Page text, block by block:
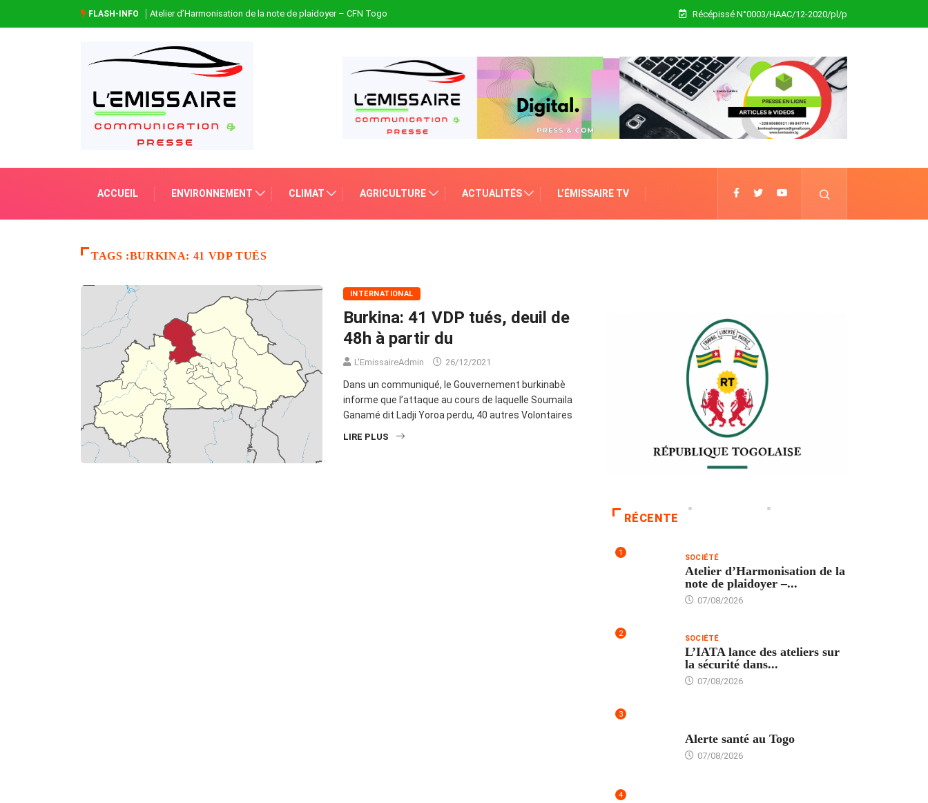
FLASH-INFO Atelier d’Harmonisation de la note de plaidoyer – CFN Togo Récépissé N°0003/HAAC/12-2020/pl/p
ACCUEIL ENVIRONNEMENT CLIMAT AGRICULTURE ACTUALITÉS L’ÉMISSAIRE TV
TAGS :BURKINA: 41 VDP TUÉS
INTERNATIONAL
Burkina: 41 VDP tués, deuil de
48h à partir du
L'EmissaireAdmin 26/12/2021
Dans un communiqué, le Gouvernement burkinabè
informe que l’attaque au cours de laquelle Soumaila
Ganamé dit Ladji Yoroa perdu, 40 autres Volontaires
LIRE PLUS
RÉCENTE
1 SOCIÉTÉ
Atelier d’Harmonisation de la
note de plaidoyer –...
07/08/2026
2 SOCIÉTÉ
L’IATA lance des ateliers sur
la sécurité dans...
07/08/2026
3
Alerte santé au Togo
07/08/2026
4